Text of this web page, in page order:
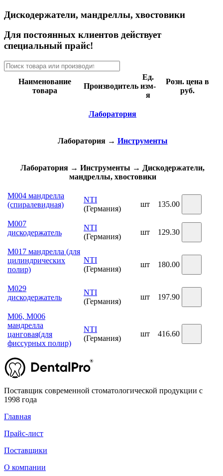
Дискодержатели, мандреллы, хвостовики
Для постоянных клиентов действует
специальный прайс!
Наименование
товара
Производитель
Ед.
изм-
я
Розн. цена в
руб.
Лаборатория
Лаборатория→ Инструменты
Лаборатория → Инструменты → Дискодержатели,
мандреллы, хвостовики
М004 мандрелла
(спиралевидная)
NTI
(Германия)
шт 135.00
М007
дискодержатель
NTI
(Германия)
шт 129.30
М017 мандрелла (для
цилиндрических
полир)
NTI
(Германия)
шт 180.00
М029
дискодержатель
NTI
(Германия)
шт 197.90
М06, М006
мандрелла
цанговая(для
фиссурных полир)
NTI
(Германия)
шт 416.60
Поставщик современной стоматологической продукции с
1998 года
Главная
Прайс-лист
Поставщики
О компании